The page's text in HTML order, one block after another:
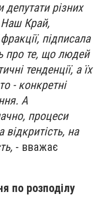
депутати різних
Наш Край,
підписала
про те, що людей
тенденції, а їх
- конкретні
А
процеси
відкритість, на
- вважає
по розподілу